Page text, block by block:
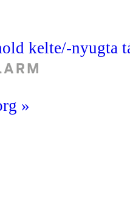
kelte/-nyugta
»